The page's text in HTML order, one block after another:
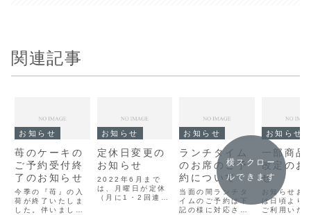
関連記事
お知らせ
苺のケーキの
ご予約受付終
了のお知らせ
今季の『苺』の入
荷が終了いたしま
した。伴いまして
お知らせ
定休日変更の
お知らせ
2022年6月まで
は、月曜日が定休
（月に1・2回連
お知らせ
ランチタイム
のお席のご予
約について
当面の間ランチタ
イムのご予約は下
記の様に対応させ
お知らせ
一部商品
改定のお
せ
お知らせお
は日頃より
ご利用いた
横スクロー
ルできます